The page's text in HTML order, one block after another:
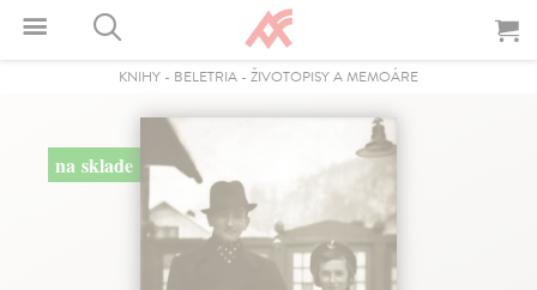
KNIHY - BELETRIA - ŽIVOTOPISY A MEMOÁRE
na sklade